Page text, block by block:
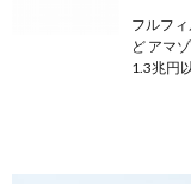
フルフ
ど アマ
1.3兆円